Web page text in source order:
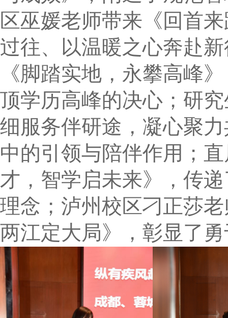
区巫媛老师带来《回首
过往、以温暖之心奔赴
《脚踏实地，永攀高峰
顶学历高峰的决心；研
细服务伴研途，凝心聚
中的引领与陪伴作用；
才，智学启未来》，传
理念；泸州校区刁正莎
两江定大局》，彰显了